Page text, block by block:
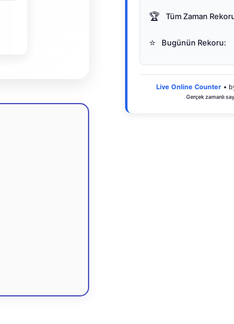
🏆 Tüm Zaman
⭐ Bugünün Rekoru:
Live Online Counter •
Gerçek zamanlı